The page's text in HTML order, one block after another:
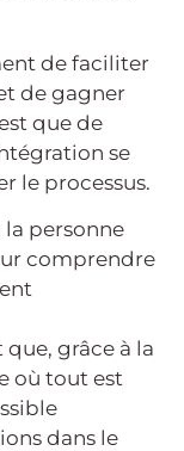
de faciliter
de gagner
que de
se
le processus.
personne
comprendre
que, grâce à la
où tout est
dans le